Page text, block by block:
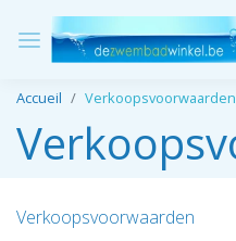
Accueil Verkoopsvoorwaarden
Verkoopsvoorwaarden